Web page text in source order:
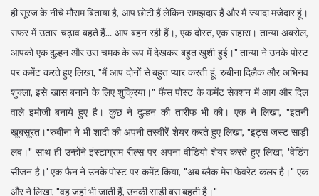
ही सूरज के नीचे मौसम बिताया है, आप छोटी हैं लेकिन समझदार हैं और मैं ज्यादा मजेदार हूं।
सफर में उतार-चढ़ाव बहते हैं... आप बहन रही हैं।, एक दोस्त, एक सहारा। तान्या अबरोल,
आपको एक दुल्हन और उस चमक के रूप में देखकर बहुत खुशी हुई।" तान्या ने उनके पोस्ट
पर कमेंट करते हुए लिखा, "मैं आप दोनों से बहुत प्यार करती हूं, रुबीना दिलैक और अभिनव
शुक्ला, इसे खास बनाने के लिए शुक्रिया।" फैंस पोस्ट के कमेंट सेक्शन में आग और दिल
वाले इमोजी बनाये हुए है। कुछ ने दुल्हन की तारीफ भी की। एक ने लिखा, "इतनी
खूबसूरत।"रुबीना ने भी शादी की अपनी तस्वीरें शेयर करते हुए लिखा, "इट्स जस्ट साड़ी
लव।" साथ ही उन्होंने इंस्टाग्राम रील्स पर अपना वीडियो शेयर करते हुए लिखा, 'वेडिंग
सीजन है।' एक फैन ने उनके पोस्ट पर कमेंट किया, "अब ब्लैक मेरा फेवरेट कलर है।" एक
और ने लिखा, "वह जहां भी जाती हैं, उनकी साड़ी बस बहती है।"